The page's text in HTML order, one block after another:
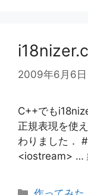
2009年6月6日
C++でも
正規表現を使
わりました．
<iostream> …
カ